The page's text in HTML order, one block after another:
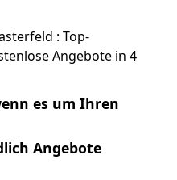
: Top-
Angebote in 4
es um Ihren
Angebote